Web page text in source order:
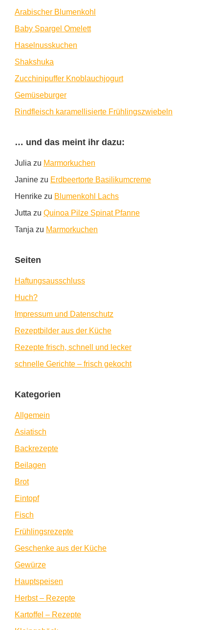
Arabischer Blumenkohl
Baby Spargel Omelett
Haselnusskuchen
Shakshuka
Zucchinipuffer Knoblauchjogurt
Gemüseburger
Rindfleisch karamellisierte Frühlingszwiebeln
… und das meint ihr dazu:
Julia zu Marmorkuchen
Janine zu Erdbeertorte Basilikumcreme
Henrike zu Blumenkohl Lachs
Jutta zu Quinoa Pilze Spinat Pfanne
Tanja zu Marmorkuchen
Seiten
Haftungsausschluss
Huch?
Impressum und Datenschutz
Rezeptbilder aus der Küche
Rezepte frisch, schnell und lecker
schnelle Gerichte – frisch gekocht
Kategorien
Allgemein
Asiatisch
Backrezepte
Beilagen
Brot
Eintopf
Fisch
Frühlingsrezepte
Geschenke aus der Küche
Gewürze
Hauptspeisen
Herbst – Rezepte
Kartoffel – Rezepte